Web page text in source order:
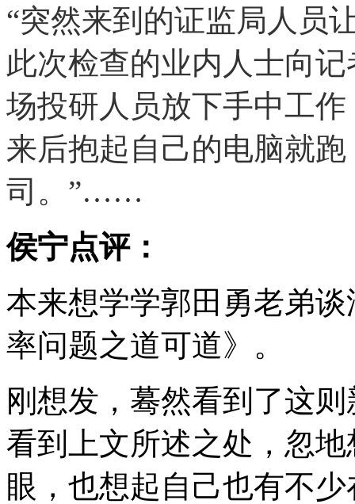
“突然来到的证监局人员
此次检查的业内人士向
场投研人员放下手中工
来后抱起自己的电脑就
司。”……
侯宁点评：
本来想学学郭田勇老弟
率问题之道可道》。
刚想发，蓦然看到了这
看到上文所述之处，忽
眼，也想起自己也有不